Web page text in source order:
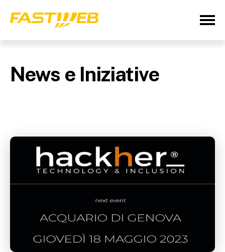
News e Iniziative